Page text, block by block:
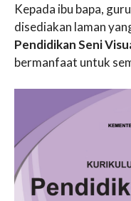
Kepada ibu bapa,
disediakan laman
Pendidikan Seni
bermanfaat untuk